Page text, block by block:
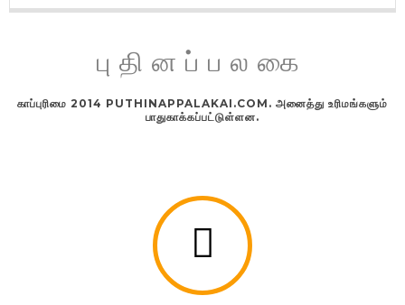
புதினப்பலகை
காப்புரிமை 2014 PUTHINAPPALAKAI.COM. அனைத்து உரிமங்களும்
பாதுகாக்கப்பட்டுள்ளன.